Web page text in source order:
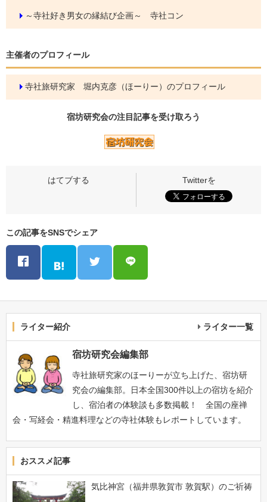
～寺社好き男女の縁結び企画～ 寺社コン
主催者のプロフィール
寺社旅研究家 堀内克彦（ほーりー）のプロフィール
宿坊研究会の注目記事を受け取ろう
この記事をSNSでシェア
ライター紹介 ライター一覧
宿坊研究会編集部
寺社旅研究家のほーりーが立ち上げた、宿坊研
究会の編集部。日本全国300件以上の宿坊を紹介
し、宿泊者の体験談も多数掲載！ 全国の座禅
会・写経会・精進料理などの寺社体験もレポートしています。
おススメ記事
気比神宮（福井県敦賀市 敦賀駅）のご祈祷